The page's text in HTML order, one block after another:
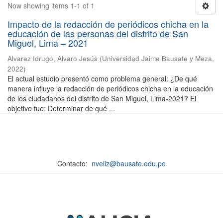
Now showing items 1-1 of 1
Impacto de la redacción de periódicos chicha en la
educación de las personas del distrito de San
Miguel, Lima – 2021
Alvarez Idrugo, Alvaro Jesús (Universidad Jaime Bausate y Meza,
2022)
El actual estudio presentó como problema general: ¿De qué
manera influye la redacción de periódicos chicha en la educación
de los ciudadanos del distrito de San Miguel, Lima-2021? El
objetivo fue: Determinar de qué ...
Contacto: nveliz@bausate.edu.pe